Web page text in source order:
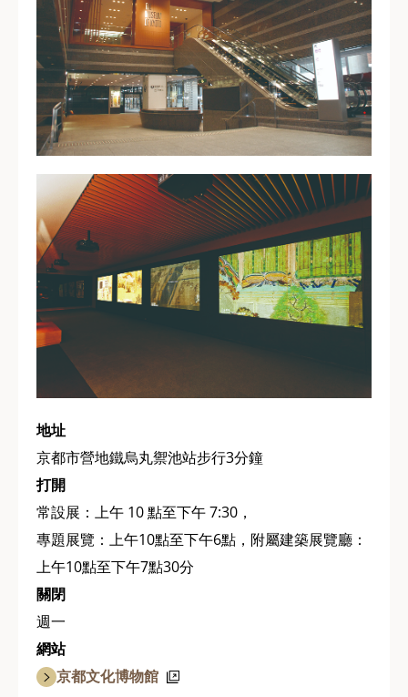
地址
京都市營地鐵烏丸禦池站步行3分鐘
打開
常設展：上午 10 點至下午 7:30，
專題展覽：上午10點至下午6點，附屬建築展覽廳：
上午10點至下午7點30分
關閉
週一
網站
京都文化博物館